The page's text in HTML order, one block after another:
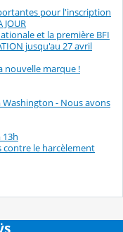
pour l'inscription
et la première BFI
jusqu'au 27 avril
nouvelle marque !
Washington - Nous avons
13h
contre le harcèlement